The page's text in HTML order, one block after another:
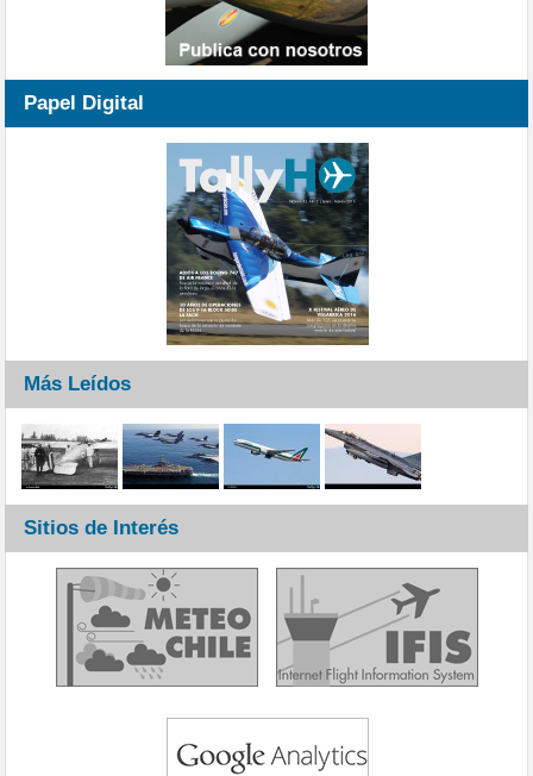
Papel Digital
Más Leídos
Sitios de Interés